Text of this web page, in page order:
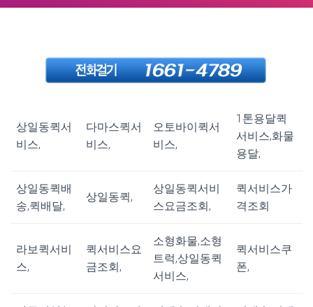
상일동퀵서
비스,
다마스퀵서
비스,
오토바이퀵서
비스,
1톤용달퀵
서비스,화물
용달,
상일동퀵배
송,퀵배달,
상일동퀵,
상일동퀵서비
스요금조회,
퀵서비스가
격조회
라보퀵서비
스,
퀵서비스요
금조회,
소형화물,소형
트럭,상일동퀵
서비스,
퀵서비스쿠
폰,